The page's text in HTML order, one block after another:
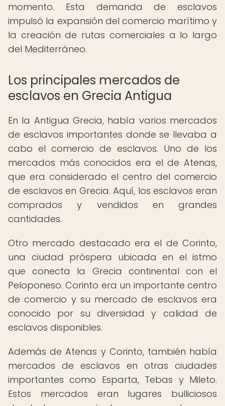
momento. Esta demanda de esclavos
impulsó la expansión del comercio marítimo y
la creación de rutas comerciales a lo largo
del Mediterráneo.
Los principales mercados de
esclavos en Grecia Antigua
En la Antigua Grecia, había varios mercados
de esclavos importantes donde se llevaba a
cabo el comercio de esclavos. Uno de los
mercados más conocidos era el de Atenas,
que era considerado el centro del comercio
de esclavos en Grecia. Aquí, los esclavos eran
comprados y vendidos en grandes
cantidades.
Otro mercado destacado era el de Corinto,
una ciudad próspera ubicada en el istmo
que conecta la Grecia continental con el
Peloponeso. Corinto era un importante centro
de comercio y su mercado de esclavos era
conocido por su diversidad y calidad de
esclavos disponibles.
Además de Atenas y Corinto, también había
mercados de esclavos en otras ciudades
importantes como Esparta, Tebas y Mileto.
Estos mercados eran lugares bulliciosos